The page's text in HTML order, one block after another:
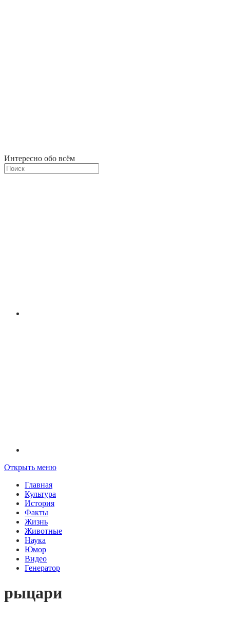
Интересно обо всём
Открыть меню
Главная
Культура
История
Факты
Жизнь
Животные
Наука
Юмор
Видео
Генератор
рыцари